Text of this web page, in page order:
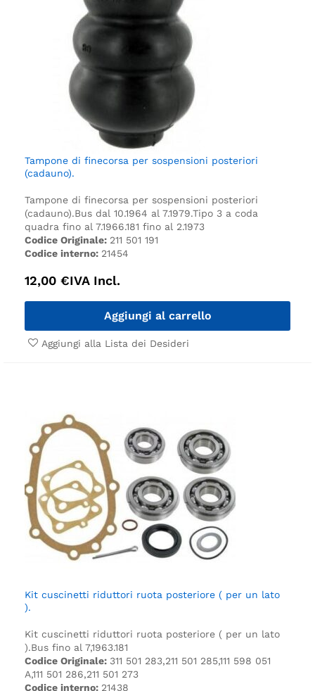
Tampone di finecorsa per sospensioni posteriori
(cadauno).
Tampone di finecorsa per sospensioni posteriori
(cadauno).Bus dal 10.1964 al 7.1979.Tipo 3 a coda
quadra fino al 7.1966.181 fino al 2.1973
Codice Originale: 211 501 191
Codice interno: 21454
12,00 €IVA Incl.
Aggiungi al carrello
Aggiungi alla Lista dei Desideri
Kit cuscinetti riduttori ruota posteriore ( per un lato
).
Kit cuscinetti riduttori ruota posteriore ( per un lato
).Bus fino al 7,1963.181
Codice Originale: 311 501 283,211 501 285,111 598 051
A,111 501 286,211 501 273
Codice interno: 21438